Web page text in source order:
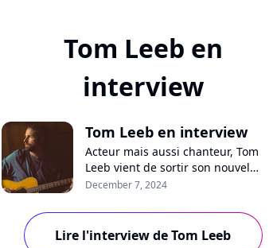
Tom Leeb en
interview
Tom Leeb en interview
Acteur mais aussi chanteur, Tom
Leeb vient de sortir son nouvel
album "Bedrock". Comment son
sur ce disque, pourquoi il ne chante
pas en français, son prochain rêve...
December 7, 2024
Lire l'interview de Tom Leeb